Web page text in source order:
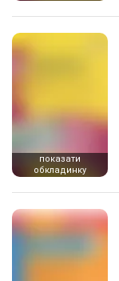
показати
обкладинку